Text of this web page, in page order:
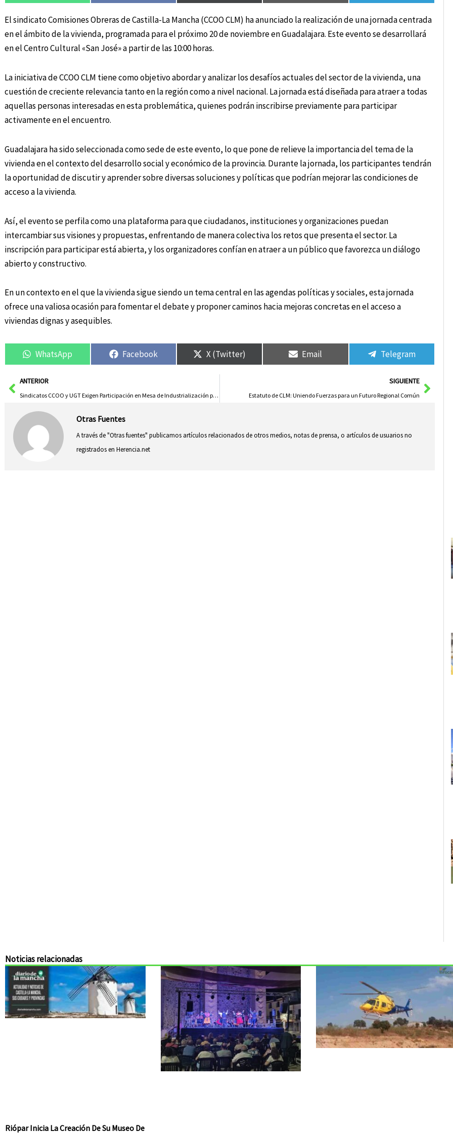
El sindicato Comisiones Obreras de Castilla-La Mancha (CCOO CLM) ha anunciado la realización de una jornada centrada
en el ámbito de la vivienda, programada para el próximo 20 de noviembre en Guadalajara. Este evento se desarrollará
en el Centro Cultural «San José» a partir de las 10:00 horas.
La iniciativa de CCOO CLM tiene como objetivo abordar y analizar los desafíos actuales del sector de la vivienda, una
cuestión de creciente relevancia tanto en la región como a nivel nacional. La jornada está diseñada para atraer a todas
aquellas personas interesadas en esta problemática, quienes podrán inscribirse previamente para participar
activamente en el encuentro.
Guadalajara ha sido seleccionada como sede de este evento, lo que pone de relieve la importancia del tema de la
vivienda en el contexto del desarrollo social y económico de la provincia. Durante la jornada, los participantes tendrán
la oportunidad de discutir y aprender sobre diversas soluciones y políticas que podrían mejorar las condiciones de
acceso a la vivienda.
Así, el evento se perfila como una plataforma para que ciudadanos, instituciones y organizaciones puedan
intercambiar sus visiones y propuestas, enfrentando de manera colectiva los retos que presenta el sector. La
inscripción para participar está abierta, y los organizadores confían en atraer a un público que favorezca un diálogo
abierto y constructivo.
En un contexto en el que la vivienda sigue siendo un tema central en las agendas políticas y sociales, esta jornada
ofrece una valiosa ocasión para fomentar el debate y proponer caminos hacia mejoras concretas en el acceso a
viviendas dignas y asequibles.
WhatsApp Facebook X (Twitter) Email Telegram
AntANTERIOR
Sindicatos CCOO y UGT Exigen Participación en Mesa de Industrialización por ERE en Mahle
SIGUIENTE
Estatuto de CLM: Uniendo Fuerzas para un Futuro Regional Común
Otras Fuentes
A través de "Otras fuentes" publicamos artículos relacionados de otros medios, notas de prensa, o artículos de usuarios no
registrados en Herencia.net
Noticias relacionadas
Riópar Inicia La Creación De Su Museo De